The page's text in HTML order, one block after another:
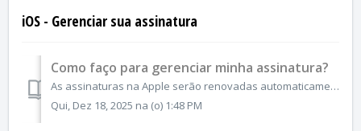
iOS - Gerenciar sua assinatura
Como faço para gerenciar minha assinatura?
As assinaturas na Apple serão renovadas automaticamente a menos que você cancele a assinatura. Se você não quiser mais a assinatura de nenhum aplicativo, po...
Qui, Dez 18, 2025 na (o) 1:48 PM